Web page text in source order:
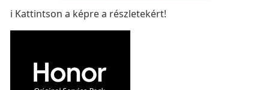
ℹ️ Kattintson a képre a részletekért!